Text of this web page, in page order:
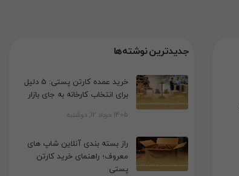
جدیدترین نوشته‌ها
خرید عمده کارتن پستی: 5 دلیل
برای انتخاب کارخانه به جای بازار
1405 مرداد 12, دوشنبه
راز بسته بندی آنلاین شاپ های
معروف؛ راهنمای خرید کارتن
پستی